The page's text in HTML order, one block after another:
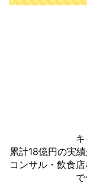
累計18億円の実
コンサル・飲食